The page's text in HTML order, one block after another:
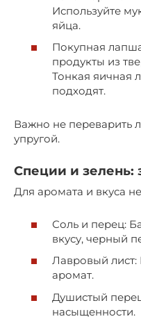
Используйте
яйца.
Покупная
продукты из
Тонкая яичная
подходят.
Важно не переварить
упругой.
Специи и
Для аромата и вкуса
Соль и перец:
вкусу, черный
Лавровый лист:
аромат.
Душистый
насыщенности.